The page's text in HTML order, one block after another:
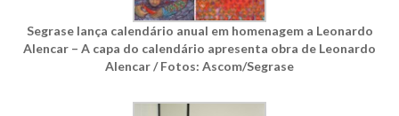
Segrase lança calendário anual em homenagem a Leonardo
Alencar – A capa do calendário apresenta obra de Leonardo
Alencar / Fotos: Ascom/Segrase